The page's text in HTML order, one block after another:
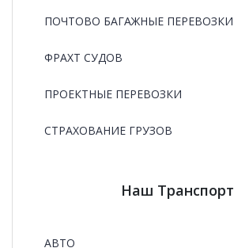
ПОЧТОВО БАГАЖНЫЕ ПЕРЕВОЗКИ
ФРАХТ СУДОВ
ПРОЕКТНЫЕ ПЕРЕВОЗКИ
СТРАХОВАНИЕ ГРУЗОВ
Наш Транспорт
АВТО